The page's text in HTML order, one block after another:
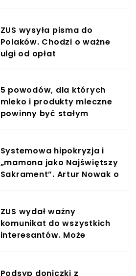
ZUS wysyła pisma do
Polaków. Chodzi o ważne
ulgi od opłat
5 powodów, dla których
mleko i produkty mleczne
powinny być stałym
Systemowa hipokryzja i
„mamona jako Najświętszy
Sakrament”. Artur Nowak o
ZUS wydał ważny
komunikat do wszystkich
interesantów. Może
Podsyp doniczki z